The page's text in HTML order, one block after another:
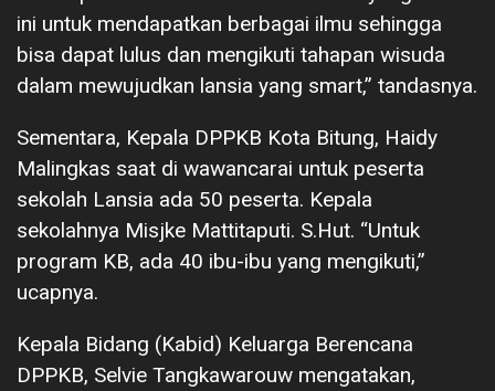
ini untuk mendapatkan berbagai ilmu sehingga
bisa dapat lulus dan mengikuti tahapan wisuda
dalam mewujudkan lansia yang smart,” tandasnya.
Sementara, Kepala DPPKB Kota Bitung, Haidy
Malingkas saat di wawancarai untuk peserta
sekolah Lansia ada 50 peserta. Kepala
sekolahnya Misjke Mattitaputi. S.Hut. “Untuk
program KB, ada 40 ibu-ibu yang mengikuti,”
ucapnya.
Kepala Bidang (Kabid) Keluarga Berencana
DPPKB, Selvie Tangkawarouw mengatakan,